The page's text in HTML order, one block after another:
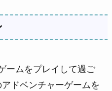
ームをプレイして過ご
ドベンチャーゲームを